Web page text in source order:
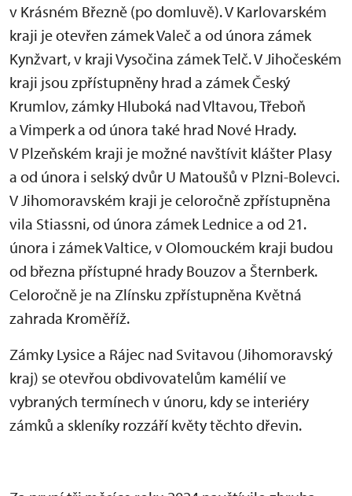
v Krásném Březně (po domluvě). V Karlovarském
kraji je otevřen zámek Valeč a od února zámek
Kynžvart, v kraji Vysočina zámek Telč. V Jihočeském
kraji jsou zpřístupněny hrad a zámek Český
Krumlov, zámky Hluboká nad Vltavou, Třeboň
a Vimperk a od února také hrad Nové Hrady.
V Plzeňském kraji je možné navštívit klášter Plasy
a od února i selský dvůr U Matoušů v Plzni-Bolevci.
V Jihomoravském kraji je celoročně zpřístupněna
vila Stiassni, od února zámek Lednice a od 21.
února i zámek Valtice, v Olomouckém kraji budou
od března přístupné hrady Bouzov a Šternberk.
Celoročně je na Zlínsku zpřístupněna Květná
zahrada Kroměříž.
Zámky Lysice a Rájec nad Svitavou (Jihomoravský
kraj) se otevřou obdivovatelům kamélií ve
vybraných termínech v únoru, kdy se interiéry
zámků a skleníky rozzáří květy těchto dřevin.